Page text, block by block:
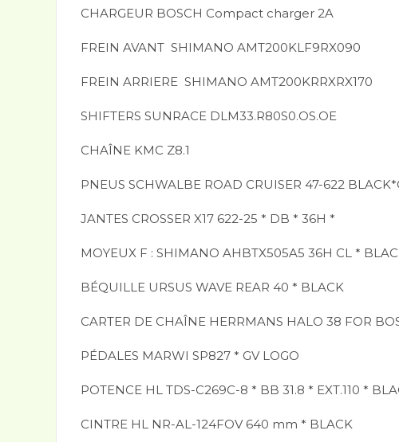
CHARGEUR BOSCH Compact charger 2A
FREIN AVANT SHIMANO AMT200KLF9RX090
FREIN ARRIERE SHIMANO AMT200KRRXRX170
SHIFTERS SUNRACE DLM33.R80S0.OS.OE
CHAÎNE KMC Z8.1
PNEUS SCHWALBE ROAD CRUISER 47-622
JANTES CROSSER X17 622-25 * DB * 36H *
MOYEUX F : SHIMANO AHBTX505A5 36H CL *
BÉQUILLE URSUS WAVE REAR 40 * BLACK
CARTER DE CHAÎNE HERRMANS HALO 38 FOR
PÉDALES MARWI SP827 * GV LOGO
POTENCE HL TDS-C269C-8 * BB 31.8 * EXT.110 *
CINTRE HL NR-AL-124FOV 640 mm * BLACK